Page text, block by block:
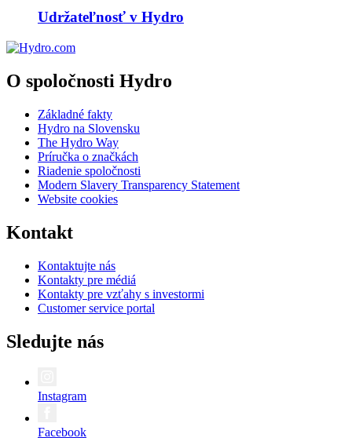
Udržateľnosť v Hydro
O spoločnosti Hydro
Základné fakty
Hydro na Slovensku
The Hydro Way
Príručka o značkách
Riadenie spoločnosti
Modern Slavery Transparency Statement
Website cookies
Kontakt
Kontaktujte nás
Kontakty pre médiá
Kontakty pre vzťahy s investormi
Customer service portal
Sledujte nás
Instagram
Facebook